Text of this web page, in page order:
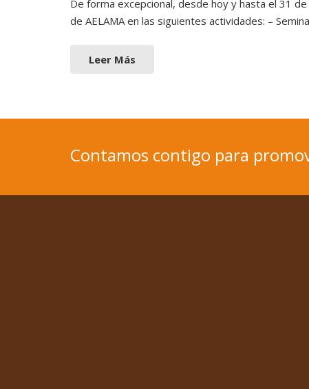
De forma excepcional, desde hoy y hasta el 31
de AELAMA en las siguientes actividades: –
Leer Más
Contamos contigo para